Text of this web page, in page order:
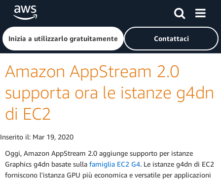
Passa al contenuto principale
Fai clic qui per tornare alla home page di Amazon Web
Inizia a utilizzarlo gratuitamente Contattaci
Amazon AppStream 2.0
supporta ora le istanze g4dn
di EC2
Inserito il: Mar 19, 2020
Oggi, Amazon AppStream 2.0 aggiunge supporto per istanze
Graphics g4dn basate sulla famiglia EC2 G4. Le istanze g4dn di EC2
forniscono l'istanza GPU più economica e versatile per applicazioni